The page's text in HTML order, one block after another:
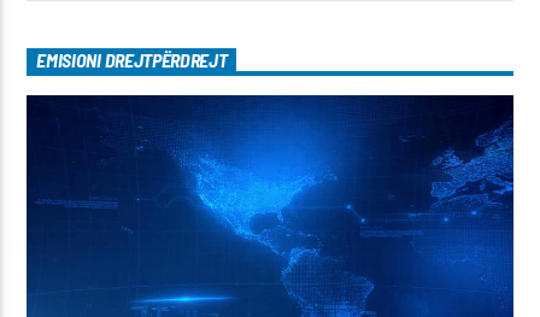
EMISIONI DREJTPËRDREJT